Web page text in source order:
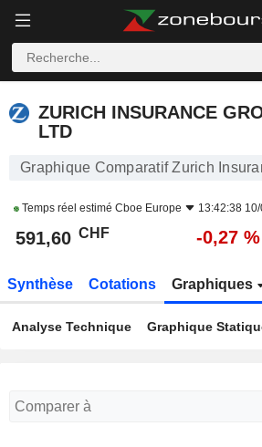
ZURICH INSURANCE
LTD
Graphique Comparatif Zurich
Temps réel estimé Cboe Europe 13:42:38
591,60 CHF -0,27 %
Synthèse Cotations Graphiques
Analyse Technique Graphique